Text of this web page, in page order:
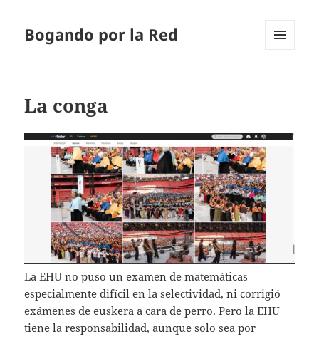
Bogando por la Red
La conga
La EHU no puso un examen de matemáticas
especialmente difícil en la selectividad, ni corrigió
exámenes de euskera a cara de perro. Pero la EHU
tiene la responsabilidad, aunque solo sea por